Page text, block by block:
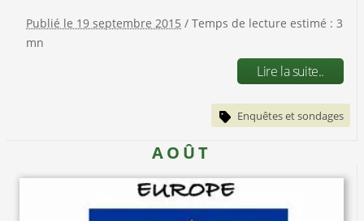
Publié le 19 septembre 2015 / Temps de lecture estimé : 3
mn
Lire la suite..
Enquêtes et sondages
AOÛT